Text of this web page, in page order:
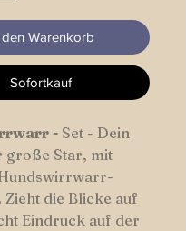
den Warenkorb
Sofortkauf
- Set - Dein
große Star, mit
Zieht die Blicke auf
Eindruck auf der